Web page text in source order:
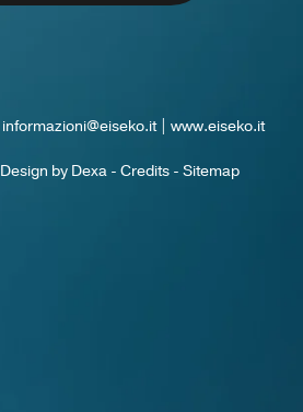
informazioni@eiseko.it| www.eiseko.it
Design by Dexa- Credits- Sitemap